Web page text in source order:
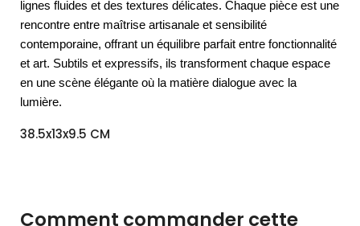
lignes fluides et des textures délicates. Chaque pièce est une
rencontre entre maîtrise artisanale et sensibilité
contemporaine, offrant un équilibre parfait entre fonctionnalité
et art. Subtils et expressifs, ils transforment chaque espace
en une scène élégante où la matière dialogue avec la
lumière.
38.5x13x9.5 CM
Comment commander cette